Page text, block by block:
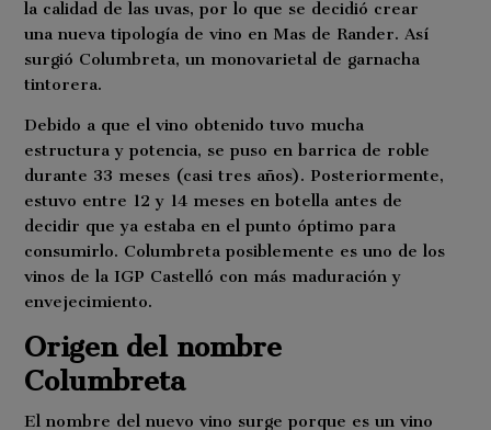
la calidad de las uvas, por lo que se decidió crear
una nueva tipología de vino en Mas de Rander. Así
surgió Columbreta, un monovarietal de garnacha
tintorera.
Debido a que el vino obtenido tuvo mucha
estructura y potencia, se puso en barrica de roble
durante 33 meses (casi tres años). Posteriormente,
estuvo entre 12 y 14 meses en botella antes de
decidir que ya estaba en el punto óptimo para
consumirlo. Columbreta posiblemente es uno de los
vinos de la IGP Castelló con más maduración y
envejecimiento.
Origen del nombre
Columbreta
El nombre del nuevo vino surge porque es un vino